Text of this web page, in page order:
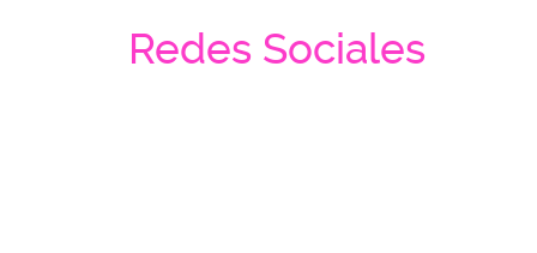
Redes Sociales